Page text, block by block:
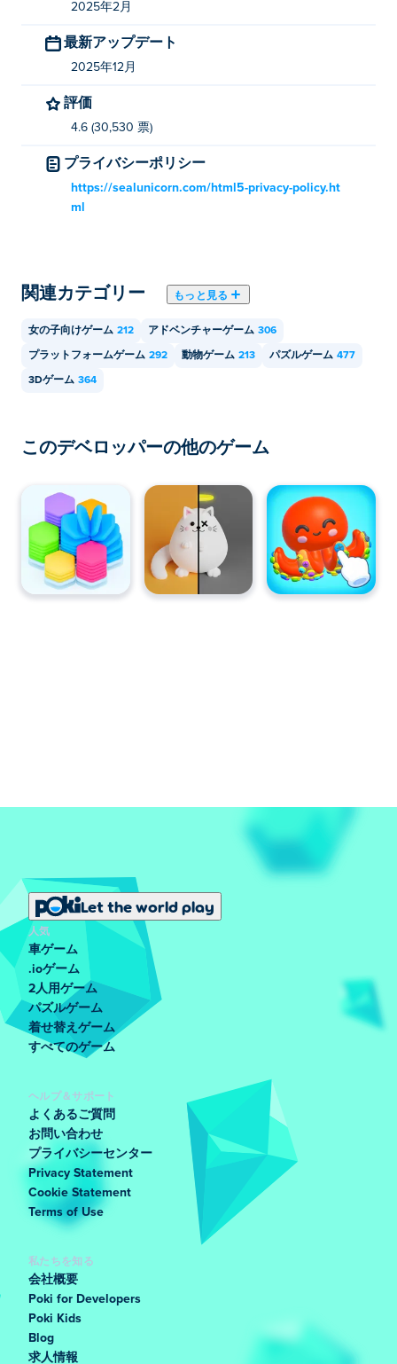
Dual Cat: Maxを無料でプレイするにはどうす
ればいいですか?
Dual Cat: Max は Poki で無料でプレイできます。
Dual Cat: Max はモバイル デバイスとデスクト
ップでプレイできますか?
Dual Cat: Max は、コンピューター、携帯電話、タブレ
ットなどのモバイル デバイスでプレイできます。
2025年2月
最新アップデート
2025年12月
評価
4.6 (30,530 票)
プライバシーポリシー
https://sealunicorn.com/html5-privacy-policy.ht
ml
関連カテゴリー もっと見る
女の子向けゲーム 212 アドベンチャーゲーム 306
プラットフォームゲーム 292 動物ゲーム 213 パズルゲーム 477
3Dゲーム 364
このデベロッパーの他のゲーム
Let the world play
人気
車ゲーム
.ioゲーム
2人用ゲーム
パズルゲーム
着せ替えゲーム
すべてのゲーム
ヘルプ＆サポート
よくあるご質問
お問い合わせ
プライバシーセンター
Privacy Statement
Cookie Statement
Terms of Use
私たちを知る
会社概要
Poki for Developers
Poki Kids
Blog
求人情報